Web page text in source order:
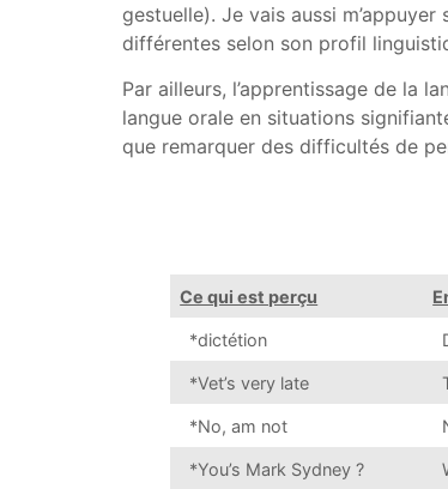
gestuelle). Je vais aussi
différentes selon son profil
Par ailleurs, l’apprentissage de la
langue orale en situations
que remarquer des difficultés de
Ce qui est perçu
*dictétion
*Vet’s very late
*No, am not
*You’s Mark Sydney ?